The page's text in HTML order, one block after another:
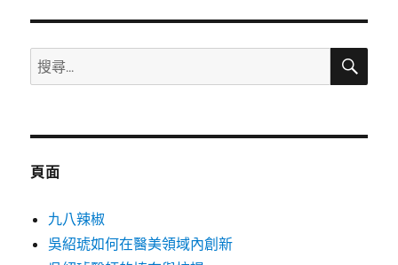
搜
尋
鍵
搜
頁面
九八辣椒
吳紹琥如何在醫美領域內創新